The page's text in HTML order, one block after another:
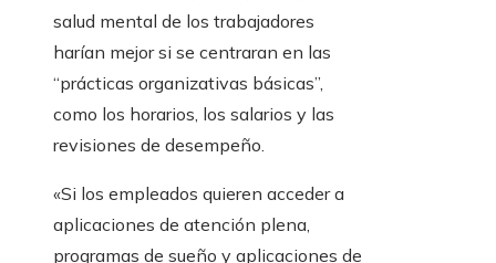
salud mental de los trabajadores
harían mejor si se centraran en las
“prácticas organizativas básicas”,
como los horarios, los salarios y las
revisiones de desempeño.
«Si los empleados quieren acceder a
aplicaciones de atención plena,
programas de sueño y aplicaciones de